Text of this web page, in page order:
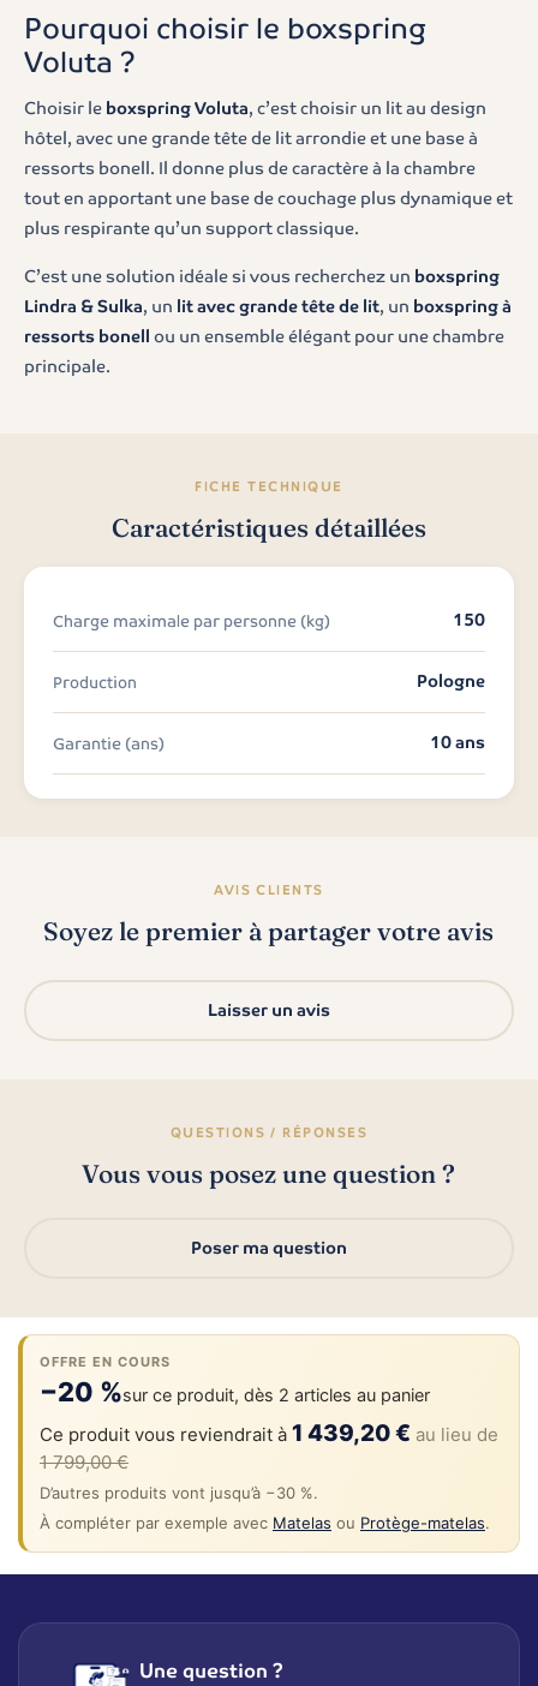
Pourquoi choisir le boxspring
Voluta ?
Choisir le boxspring Voluta, c’est choisir un lit au design
hôtel, avec une grande tête de lit arrondie et une base à
ressorts bonell. Il donne plus de caractère à la chambre
tout en apportant une base de couchage plus dynamique et
plus respirante qu’un support classique.
C’est une solution idéale si vous recherchez un boxspring
Lindra & Sulka, un lit avec grande tête de lit, un boxspring à
ressorts bonell ou un ensemble élégant pour une chambre
principale.
FICHE TECHNIQUE
Caractéristiques détaillées
Charge maximale par personne (kg) 150
Production Pologne
Garantie (ans) 10 ans
AVIS CLIENTS
Soyez le premier à partager votre avis
Laisser un avis
QUESTIONS / RÉPONSES
Vous vous posez une question ?
Poser ma question
OFFRE EN COURS
−20 %sur ce produit, dès 2 articles au panier
Ce produit vous reviendrait à 1 439,20 € au lieu de
1 799,00 €
D’autres produits vont jusqu’à −30 %.
À compléter par exemple avec Matelas ou Protège-matelas.
Une question ?